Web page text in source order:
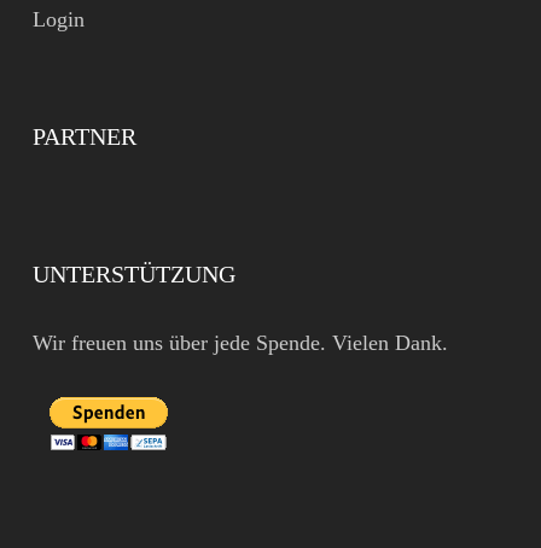
Login
PARTNER
UNTERSTÜTZUNG
Wir freuen uns über jede Spende. Vielen Dank.